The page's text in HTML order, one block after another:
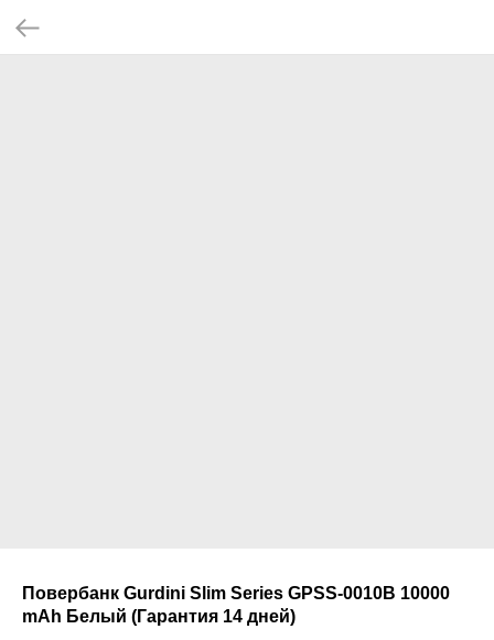
Повербанк Gurdini Slim Series GPSS-0010B 10000
mAh Белый (Гарантия 14 дней)